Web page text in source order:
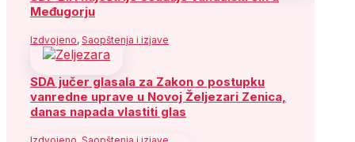
Međugorju
Izdvojeno, Saopštenja i izjave
SDA jučer glasala za Zakon o postupku
vanredne uprave u Novoj Željezari Zenica,
danas napada vlastiti glas